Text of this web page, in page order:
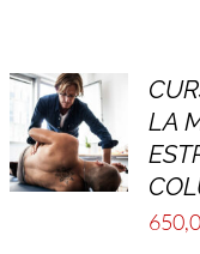
LA